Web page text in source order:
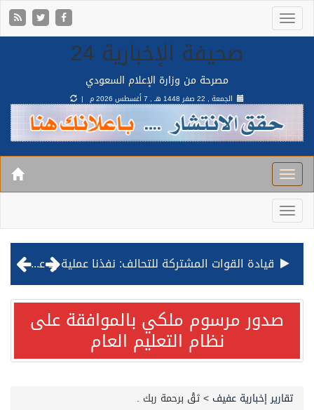
صحيفة الإخبارية 24
مصرحة من وزارة الإعلام السعودي
الجمعة , 22 صفر 1448 هـ , 7 أغسطس 2026 م |
قيادة القوات المشتركة للتحالف: نفذنا عملية رد عسكري متناسبة لأهداف عسكرية مشروعة تابعة للمليشيا الحوثية الإرهابية في محافظة الحديدة
مصدر مسؤول بالهيئة العامة للنقل: استهداف السفينة السعودية NCC MASA خلال إبحارها في البحر الأحمر نتج عنه إصابة طفيفة في بدنها صدور مرسوم ملكي بالموافقة على
نظام التعليم العام
تقارير إخبارية عفيف >ثقْ برحمة ربك .